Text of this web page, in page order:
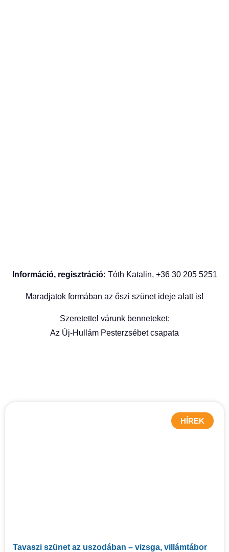
Információ, regisztráció: Tóth Katalin, +36 30 205 5251
Maradjatok formában az őszi szünet ideje alatt is!
Szeretettel várunk benneteket:
Az Új-Hullám Pesterzsébet csapata
HÍREK
Tavaszi szünet az uszodában – vizsga, villámtábor